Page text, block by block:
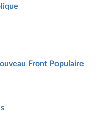
Front Populaire